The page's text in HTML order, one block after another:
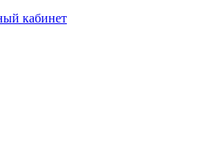
кабинет